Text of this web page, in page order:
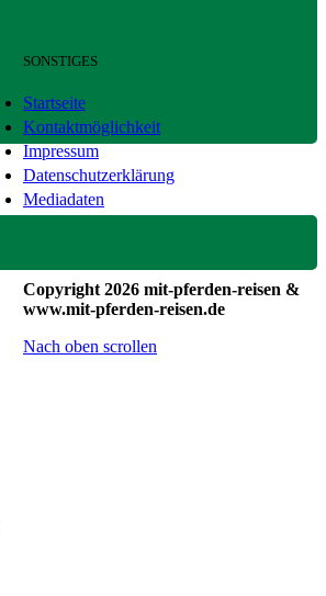
SONSTIGES
Startseite
Kontaktmöglichkeit
Impressum
Datenschutzerklärung
Mediadaten
Copyright 2026 mit-pferden-reisen &
www.mit-pferden-reisen.de
Nach oben scrollen